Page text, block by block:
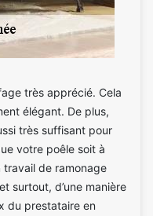
très apprécié. Cela
élégant. De plus,
très suffisant pour
votre poêle soit à
travail de ramonage
surtout, d’une manière
du prestataire en